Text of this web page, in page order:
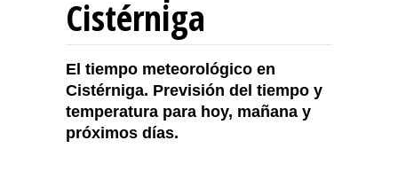
Cistérniga
El tiempo meteorológico en
Cistérniga. Previsión del tiempo y
temperatura para hoy, mañana y
próximos días.